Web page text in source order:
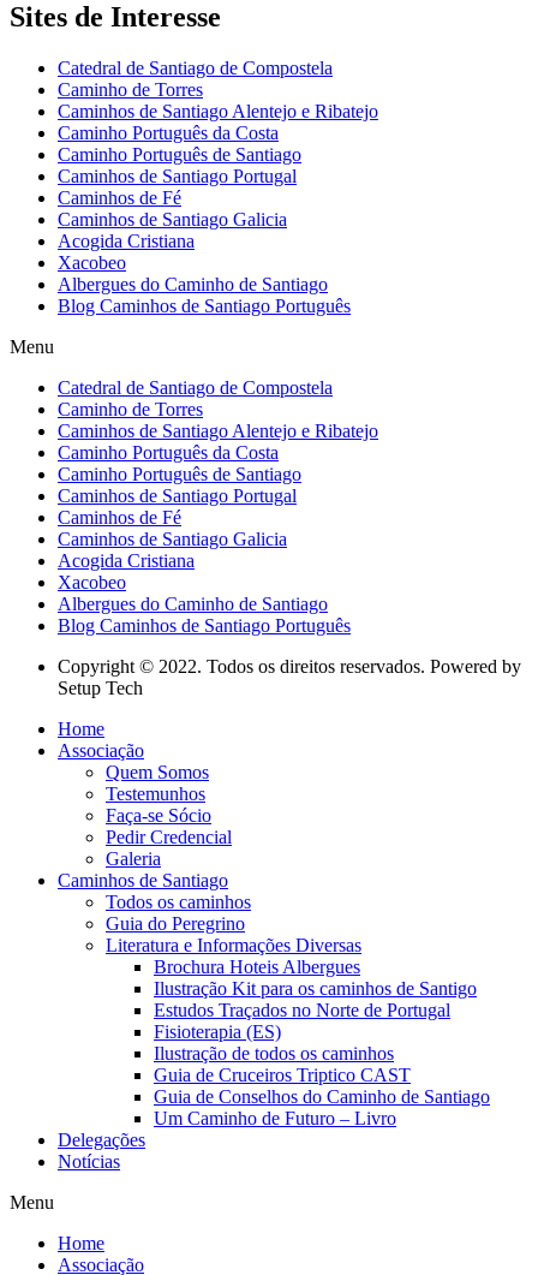
Sites de Interesse
Catedral de Santiago de Compostela
Caminho de Torres
Caminhos de Santiago Alentejo e Ribatejo
Caminho Português da Costa
Caminho Português de Santiago
Caminhos de Santiago Portugal
Caminhos de Fé
Caminhos de Santiago Galicia
Acogida Cristiana
Xacobeo
Albergues do Caminho de Santiago
Blog Caminhos de Santiago Português
Menu
Catedral de Santiago de Compostela
Caminho de Torres
Caminhos de Santiago Alentejo e Ribatejo
Caminho Português da Costa
Caminho Português de Santiago
Caminhos de Santiago Portugal
Caminhos de Fé
Caminhos de Santiago Galicia
Acogida Cristiana
Xacobeo
Albergues do Caminho de Santiago
Blog Caminhos de Santiago Português
Copyright © 2022. Todos os direitos reservados. Powered by
Setup Tech
Home
Associação
Quem Somos
Testemunhos
Faça-se Sócio
Pedir Credencial
Galeria
Caminhos de Santiago
Todos os caminhos
Guia do Peregrino
Literatura e Informações Diversas
Brochura Hoteis Albergues
Ilustração Kit para os caminhos de Santigo
Estudos Traçados no Norte de Portugal
Fisioterapia (ES)
Ilustração de todos os caminhos
Guia de Cruceiros Triptico CAST
Guia de Conselhos do Caminho de Santiago
Um Caminho de Futuro – Livro
Delegações
Notícias
Menu
Home
Associação